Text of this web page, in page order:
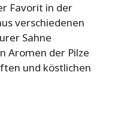
Favorit in der
verschiedenen
Sahne
Aromen der Pilze
und köstlichen